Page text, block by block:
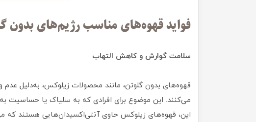
فواید قهوه‌های مناسب رژیم‌های بدون
سلامت گوارش و کاهش التهاب
قهوه‌های بدون گلوتن، مانند محصولات زیلوکس، به‌دلیل
می‌کنند. این موضوع برای افرادی که به سلیاک یا حساسیت
این، قهوه‌های زیلوکس حاوی آنتی‌اکسیدان‌هایی هستند که